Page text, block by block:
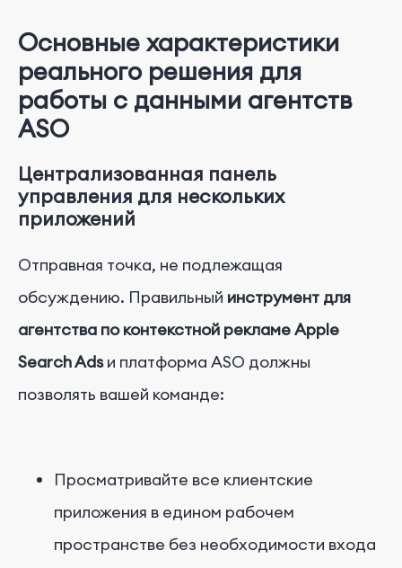
Основные характеристики
реального решения для
работы с данными агентств
ASO
Централизованная панель
управления для нескольких
приложений
Отправная точка, не подлежащая
обсуждению. Правильный инструмент для
агентства по контекстной рекламе Apple
Search Adsи платформа ASO должны
позволять вашей команде:
Просматривайте все клиентские
приложения в едином рабочем
пространстве без необходимости входа